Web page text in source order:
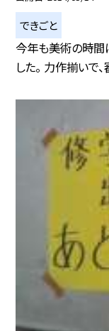
できごと
今年も美術の時間
した。 力作揃いで